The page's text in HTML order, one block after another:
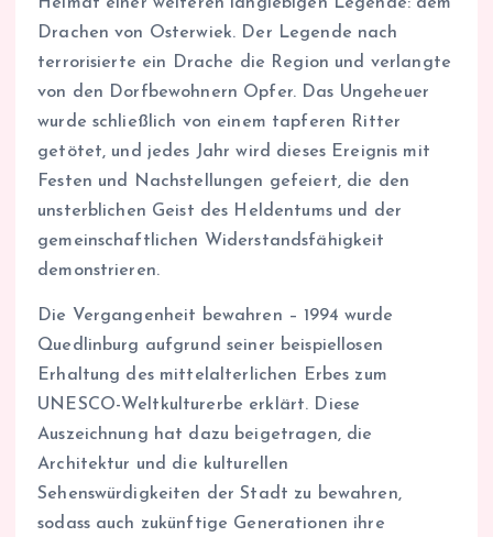
Drachen von Osterwiek. Der Legende nach
terrorisierte ein Drache die Region und verlangte
von den Dorfbewohnern Opfer. Das Ungeheuer
wurde schließlich von einem tapferen Ritter
getötet, und jedes Jahr wird dieses Ereignis mit
Festen und Nachstellungen gefeiert, die den
unsterblichen Geist des Heldentums und der
gemeinschaftlichen Widerstandsfähigkeit
demonstrieren.
Die Vergangenheit bewahren – 1994 wurde
Quedlinburg aufgrund seiner beispiellosen
Erhaltung des mittelalterlichen Erbes zum
UNESCO-Weltkulturerbe erklärt. Diese
Auszeichnung hat dazu beigetragen, die
Architektur und die kulturellen
Sehenswürdigkeiten der Stadt zu bewahren,
sodass auch zukünftige Generationen ihre